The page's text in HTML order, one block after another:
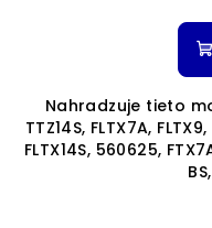
Nahradzuje tieto
TTZ14S, FLTX7A, FLTX9,
FLTX14S, 560625,